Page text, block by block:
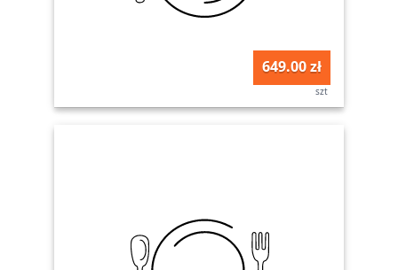
649.00 zł
szt